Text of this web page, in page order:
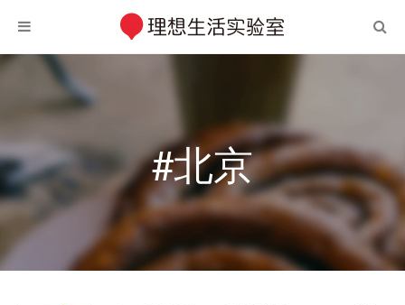
#北京